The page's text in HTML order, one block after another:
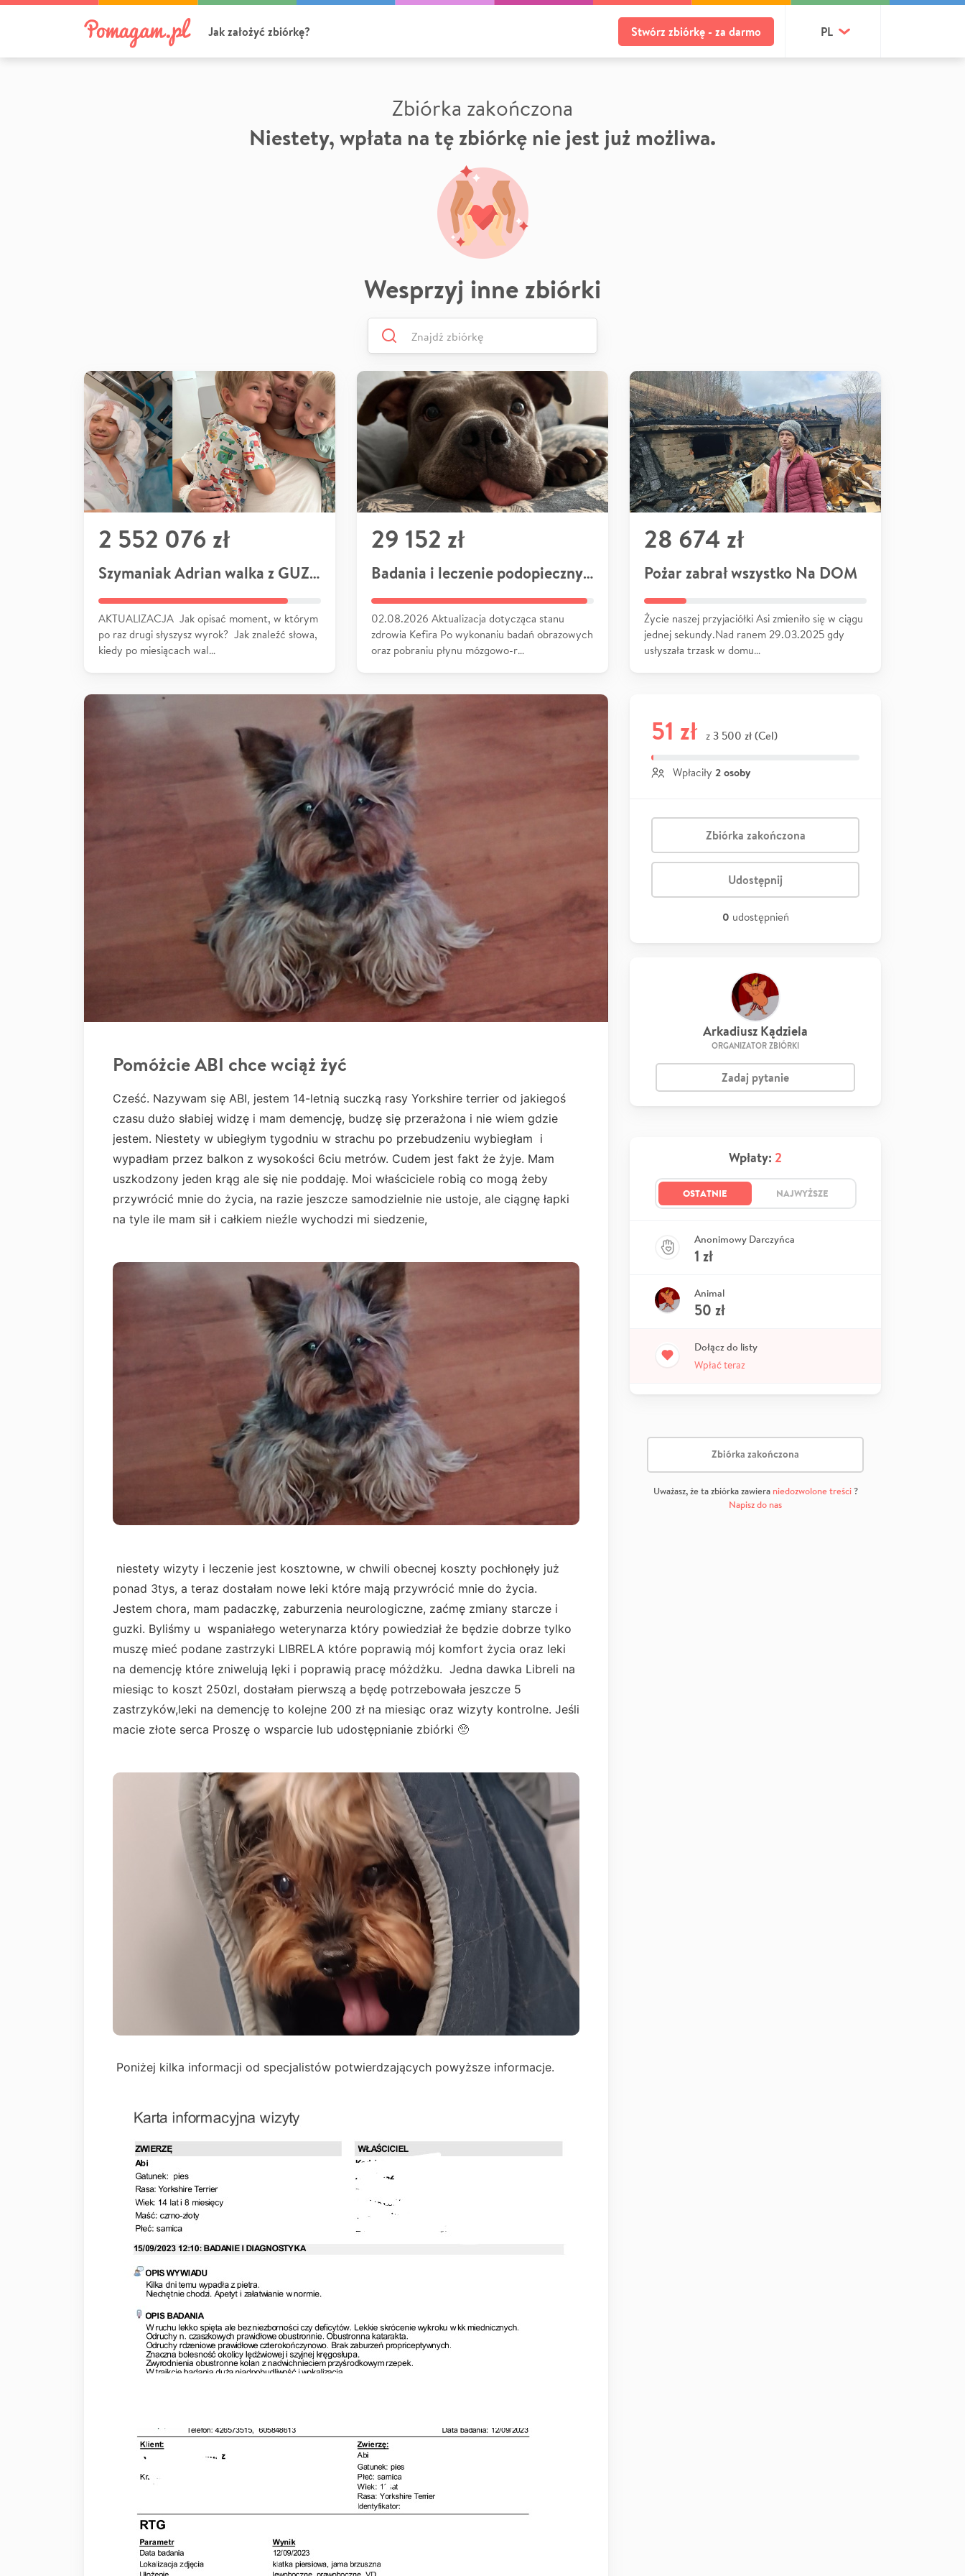
Jak założyć zbiórkę? Stwórz zbiórkę - za darmo PL
Zbiórka zakończona
Niestety, wpłata na tę zbiórkę nie jest już możliwa.
Wesprzyj inne zbiórki
2 552 076 zł
Szymaniak Adrian walka z GUZEM
AKTUALIZACJA Jak opisać moment, w którym
po raz drugi słyszysz wyrok? Jak znaleźć słowa,
kiedy po miesiącach wal…
29 152 zł
Badania i leczenie podopiecznych
02.08.2026 Aktualizacja dotycząca stanu
zdrowia Kefira Po wykonaniu badań obrazowych
oraz pobraniu płynu mózgowo-r…
28 674 zł
Pożar zabrał wszystko Na DOM
Życie naszej przyjaciółki Asi zmieniło się w ciągu
jednej sekundy.Nad ranem 29.03.2025 gdy
usłyszała trzask w domu…
Pomóżcie ABI chce wciąż żyć
Cześć. Nazywam się ABI, jestem 14-letnią suczką rasy Yorkshire terrier od jakiegoś
czasu dużo słabiej widzę i mam demencję, budzę się przerażona i nie wiem gdzie
jestem. Niestety w ubiegłym tygodniu w strachu po przebudzeniu wybiegłam i
wypadłam przez balkon z wysokości 6ciu metrów. Cudem jest fakt że żyje. Mam
uszkodzony jeden krąg ale się nie poddaję. Moi właściciele robią co mogą żeby
przywrócić mnie do życia, na razie jeszcze samodzielnie nie ustoje, ale ciągnę łapki
na tyle ile mam sił i całkiem nieźle wychodzi mi siedzenie,
niestety wizyty i leczenie jest kosztowne, w chwili obecnej koszty pochłonęły już
ponad 3tys, a teraz dostałam nowe leki które mają przywrócić mnie do życia.
Jestem chora, mam padaczkę, zaburzenia neurologiczne, zaćmę zmiany starcze i
guzki. Byliśmy u wspaniałego weterynarza który powiedział że będzie dobrze tylko
muszę mieć podane zastrzyki LIBRELA które poprawią mój komfort życia oraz leki
na demencję które zniwelują lęki i poprawią pracę móżdżku. Jedna dawka Libreli na
miesiąc to koszt 250zl, dostałam pierwszą a będę potrzebowała jeszcze 5
zastrzyków,leki na demencję to kolejne 200 zł na miesiąc oraz wizyty kontrolne. Jeśli
macie złote serca Proszę o wsparcie lub udostępnianie zbiórki 🥺
Poniżej kilka informacji od specjalistów potwierdzających powyższe informacje.
51 zł z 3 500 zł (Cel)
Wpłaciły 2 osoby
Zbiórka zakończona
Udostępnij
0 udostępnień
Arkadiusz Kądziela
ORGANIZATOR ZBIÓRKI
Zadaj pytanie
Wpłaty: 2
OSTATNIE NAJWYŻSZE
Anonimowy Darczyńca
1 zł
Animal
50 zł
Dołącz do listy
Wpłać teraz
Zbiórka zakończona
Uważasz, że ta zbiórka zawiera niedozwolone treści?
Napisz do nas